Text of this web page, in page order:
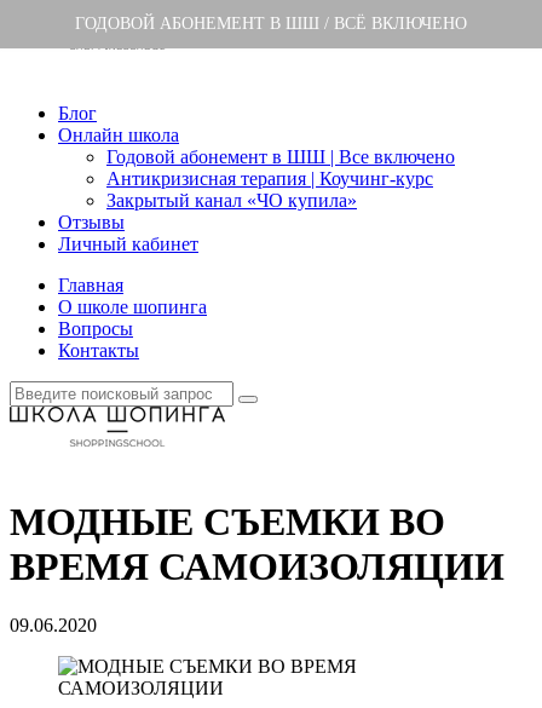
ГОДОВОЙ АБОНЕМЕНТ В ШШ / ВСЁ ВКЛЮЧЕНО
Блог
Онлайн школа
Годовой абонемент в ШШ | Все включено
Антикризисная терапия | Коучинг-курс
Закрытый канал «ЧО купила»
Отзывы
Личный кабинет
Главная
О школе шопинга
Вопросы
Контакты
МОДНЫЕ СЪЕМКИ ВО
ВРЕМЯ САМОИЗОЛЯЦИИ
09.06.2020